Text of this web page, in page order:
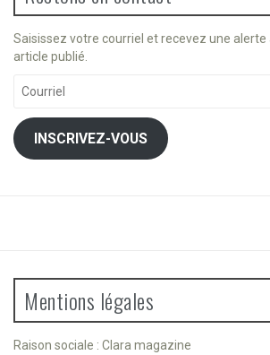
Saisissez votre courriel et recevez une alerte
article publié.
INSCRIVEZ-VOUS
Mentions légales
Raison sociale : Clara magazine